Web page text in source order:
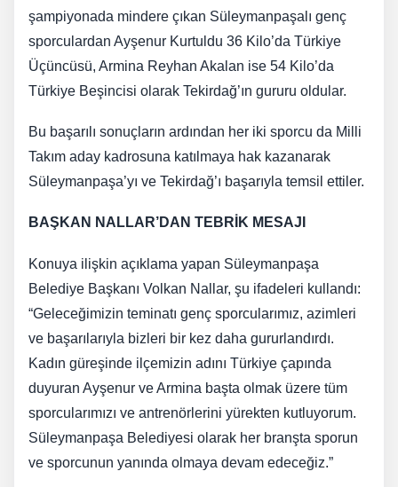
şampiyonada mindere çıkan Süleymanpaşalı genç
sporculardan Ayşenur Kurtuldu 36 Kilo’da Türkiye
Üçüncüsü, Armina Reyhan Akalan ise 54 Kilo’da
Türkiye Beşincisi olarak Tekirdağ’ın gururu oldular.
Bu başarılı sonuçların ardından her iki sporcu da Milli
Takım aday kadrosuna katılmaya hak kazanarak
Süleymanpaşa’yı ve Tekirdağ’ı başarıyla temsil ettiler.
BAŞKAN NALLAR’DAN TEBRİK MESAJI
Konuya ilişkin açıklama yapan Süleymanpaşa
Belediye Başkanı Volkan Nallar, şu ifadeleri kullandı:
“Geleceğimizin teminatı genç sporcularımız, azimleri
ve başarılarıyla bizleri bir kez daha gururlandırdı.
Kadın güreşinde ilçemizin adını Türkiye çapında
duyuran Ayşenur ve Armina başta olmak üzere tüm
sporcularımızı ve antrenörlerini yürekten kutluyorum.
Süleymanpaşa Belediyesi olarak her branşta sporun
ve sporcunun yanında olmaya devam edeceğiz.”